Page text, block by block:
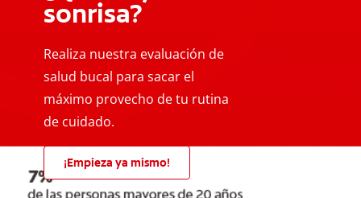
sonrisa?
Realiza nuestra evaluación de
salud bucal para sacar el
máximo provecho de tu rutina
de cuidado.
¡Empieza ya mismo!